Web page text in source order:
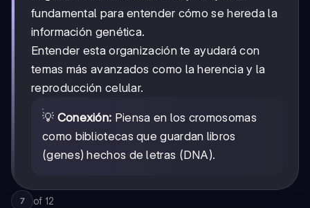
fundamental para entender cómo se hereda la
información genética.
Entender esta organización te ayudará con
temas más avanzados como la herencia y la
reproducción celular.
💡 Conexión: Piensa en los cromosomas
como bibliotecas que guardan libros
(genes) hechos de letras (DNA).
7 of 12